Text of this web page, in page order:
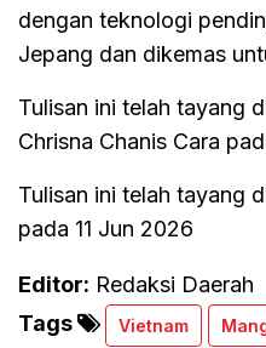
dengan teknologi
Jepang dan dikemas
Tulisan ini telah tayang
Chrisna Chanis Cara
Tulisan ini telah tayang
pada 11 Jun 2026
Editor: Redaksi Daerah
Tags
Vietnam